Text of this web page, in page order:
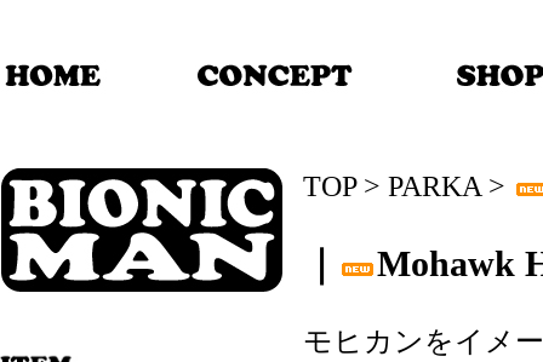
TOP> PARKA >
Mohawk
モヒカンをイメ